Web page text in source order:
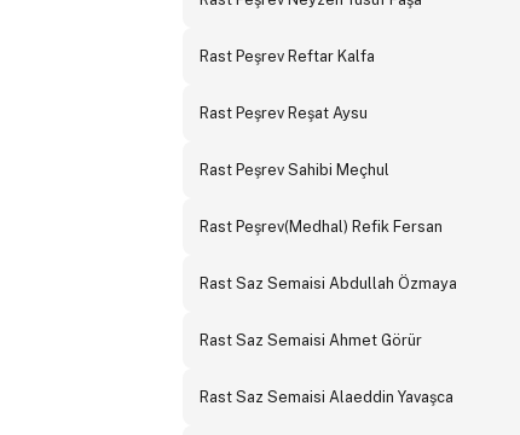
Rast Peşrev Reftar Kalfa
Rast Peşrev Reşat Aysu
Rast Peşrev Sahibi Meçhul
Rast Peşrev(Medhal) Refik Fersan
Rast Saz Semaisi Abdullah Özmaya
Rast Saz Semaisi Ahmet Görür
Rast Saz Semaisi Alaeddin Yavaşca